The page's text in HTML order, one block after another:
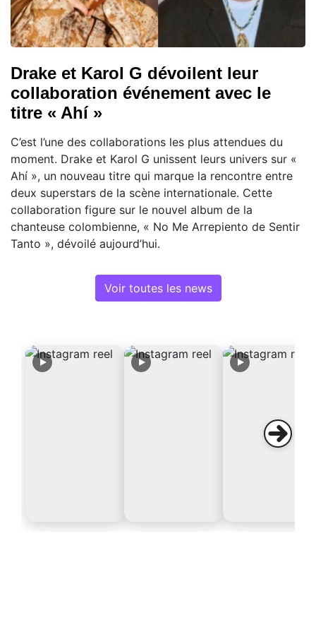
Drake et Karol G dévoilent leur
collaboration événement avec le
titre « Ahí »
C’est l’une des collaborations les plus attendues du
moment. Drake et Karol G unissent leurs univers sur «
Ahí », un nouveau titre qui marque la rencontre entre
deux superstars de la scène internationale. Cette
collaboration figure sur le nouvel album de la
chanteuse colombienne, « No Me Arrepiento de Sentir
Tanto », dévoilé aujourd’hui.
Voir toutes les news